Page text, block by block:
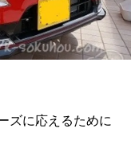
ズに応えるために